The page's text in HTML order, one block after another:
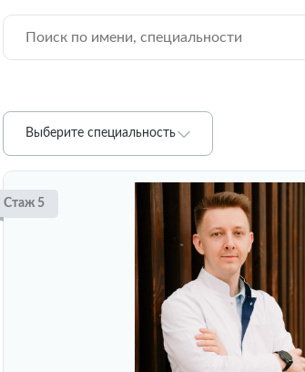
Выберите специальность
Стаж 5